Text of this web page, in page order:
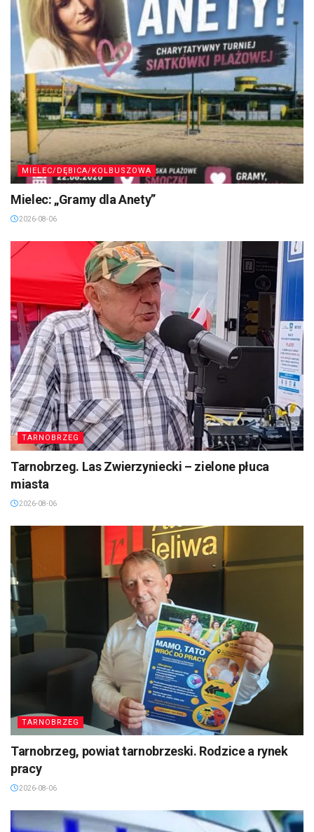
MIELEC/DĘBICA/KOLBUSZOWA
Mielec: „Gramy dla Anety”
2026-08-06
TARNOBRZEG
Tarnobrzeg. Las Zwierzyniecki – zielone płuca
miasta
2026-08-06
TARNOBRZEG
Tarnobrzeg, powiat tarnobrzeski. Rodzice a rynek
pracy
2026-08-06